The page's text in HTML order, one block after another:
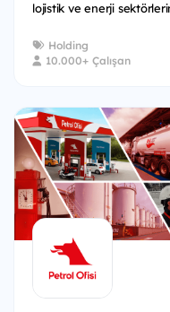
lojistik ve enerji
Holding
10.000+ Çalışan